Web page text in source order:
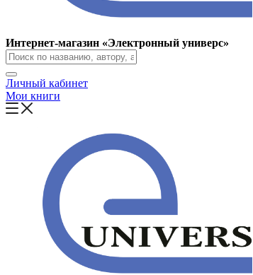
Интернет-магазин «Электронный универс»
Личный кабинет
Мои книги